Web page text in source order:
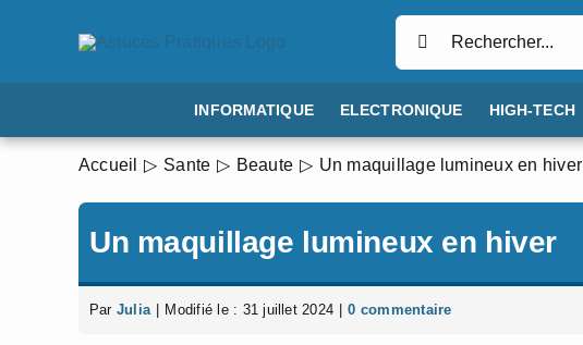
INFORMATIQUE ELECTRONIQUE HIGH-TECH
Accueil Sante Beaute Un maquillage lumineux en hiver
Un maquillage lumineux en hiver
Par Julia Modifié le : 31 juillet 2024 0 commentaire